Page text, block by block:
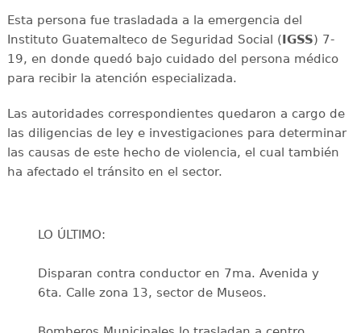
Esta persona fue trasladada a la emergencia del
Instituto Guatemalteco de Seguridad Social ( IGSS) 7-
19, en donde quedó bajo cuidado del persona médico
para recibir la atención especializada.
Las autoridades correspondientes quedaron a cargo de
las diligencias de ley e investigaciones para determinar
las causas de este hecho de violencia, el cual también
ha afectado el tránsito en el sector.
LO ÚLTIMO:
Disparan contra conductor en 7ma. Avenida y
6ta. Calle zona 13, sector de Museos.